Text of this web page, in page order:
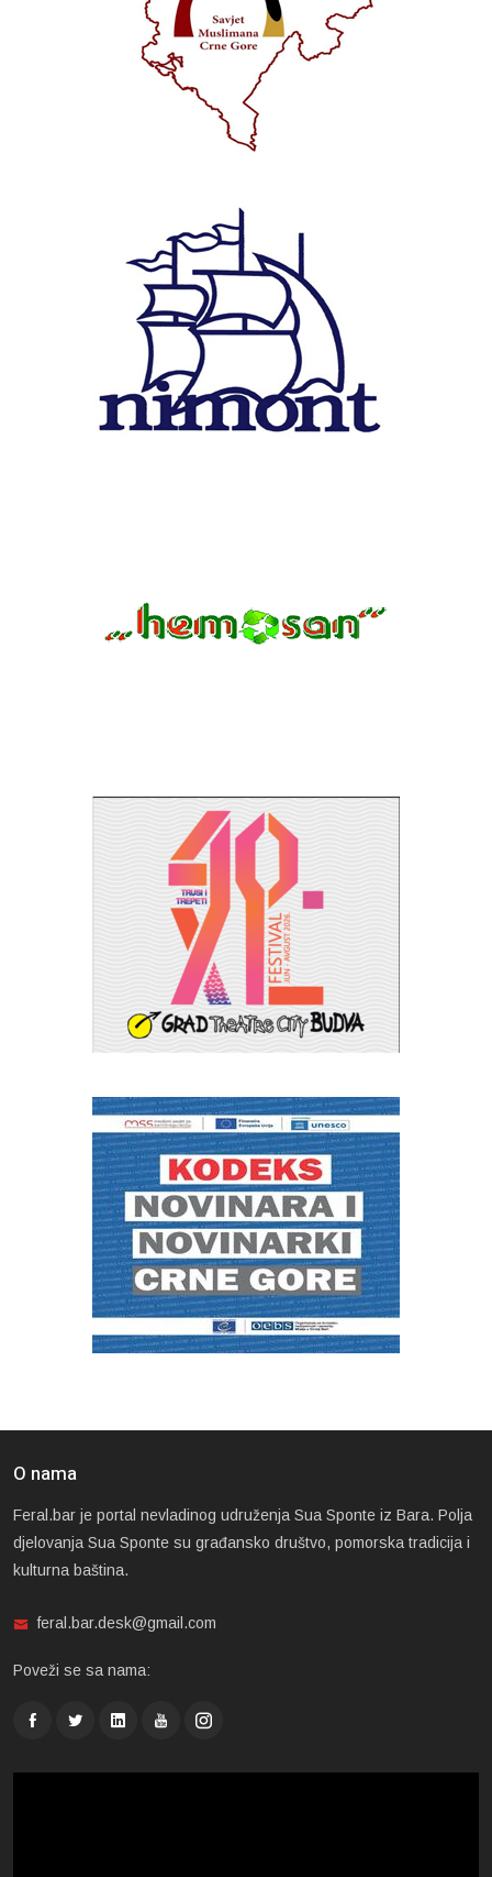
O nama
Feral.bar je portal nevladinog udruženja Sua Sponte iz Bara. Polja
djelovanja Sua Sponte su građansko društvo, pomorska tradicija i
kulturna baština.
feral.bar.desk@gmail.com
Poveži se sa nama: